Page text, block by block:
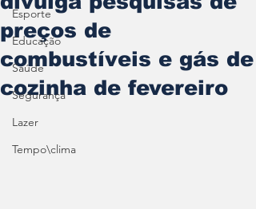
Esporte
Educação
Saúde
Segurança
Lazer
Tempo\clima
preços de
combustíveis e gás de
cozinha de fevereiro